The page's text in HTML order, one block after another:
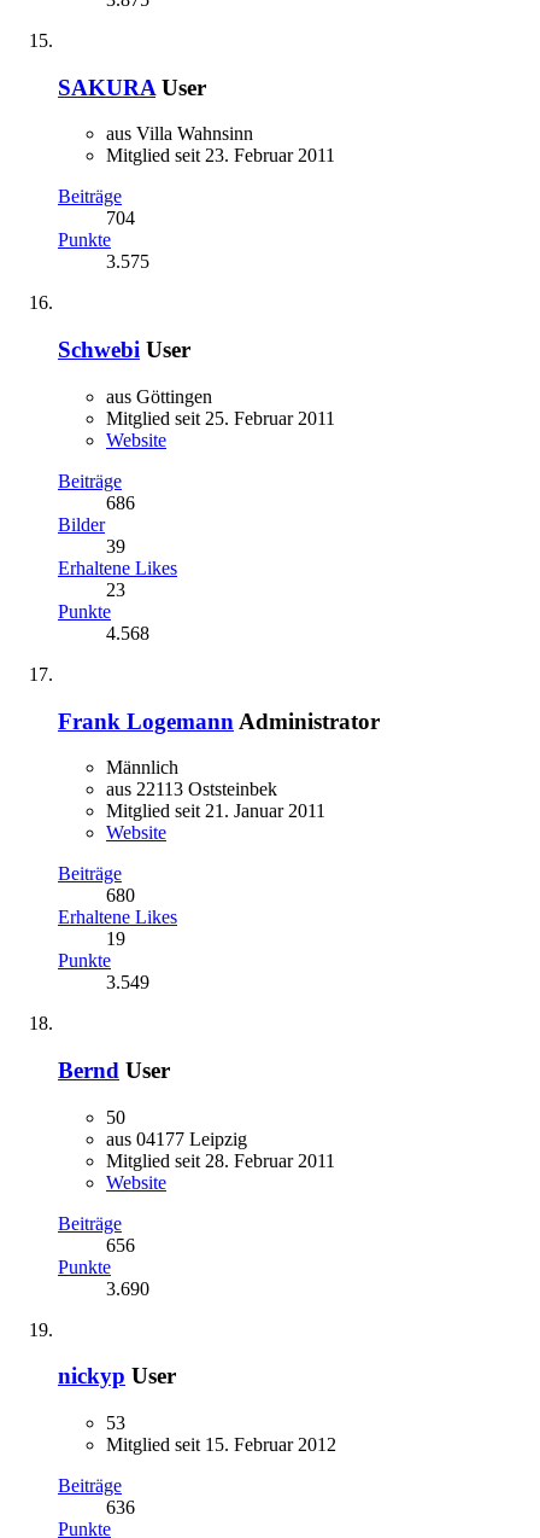
SAKURA User
aus Villa Wahnsinn
Mitglied seit 23. Februar 2011
Beiträge
704
Punkte
3.575
Schwebi User
aus Göttingen
Mitglied seit 25. Februar 2011
Website
Beiträge
686
Bilder
39
Erhaltene Likes
23
Punkte
4.568
Frank Logemann Administrator
Männlich
aus 22113 Oststeinbek
Mitglied seit 21. Januar 2011
Website
Beiträge
680
Erhaltene Likes
19
Punkte
3.549
Bernd User
50
aus 04177 Leipzig
Mitglied seit 28. Februar 2011
Website
Beiträge
656
Punkte
3.690
nickyp User
53
Mitglied seit 15. Februar 2012
Beiträge
636
Punkte